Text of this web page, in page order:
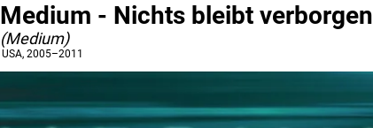
Medium - Nichts bleibt verborgen
(Medium)
USA, 2005–2011